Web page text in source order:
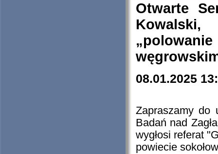
Otwarte
08.01.2025
Zapraszamy do
Badań nad
wygłosi referat
powiecie